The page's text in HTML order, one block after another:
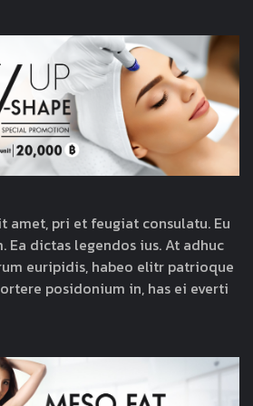
amet, pri et feugiat consulatu. Eu
Ea dictas legendos ius. At adhuc
euripidis, habeo elitr patrioque
posidonium in, has ei everti